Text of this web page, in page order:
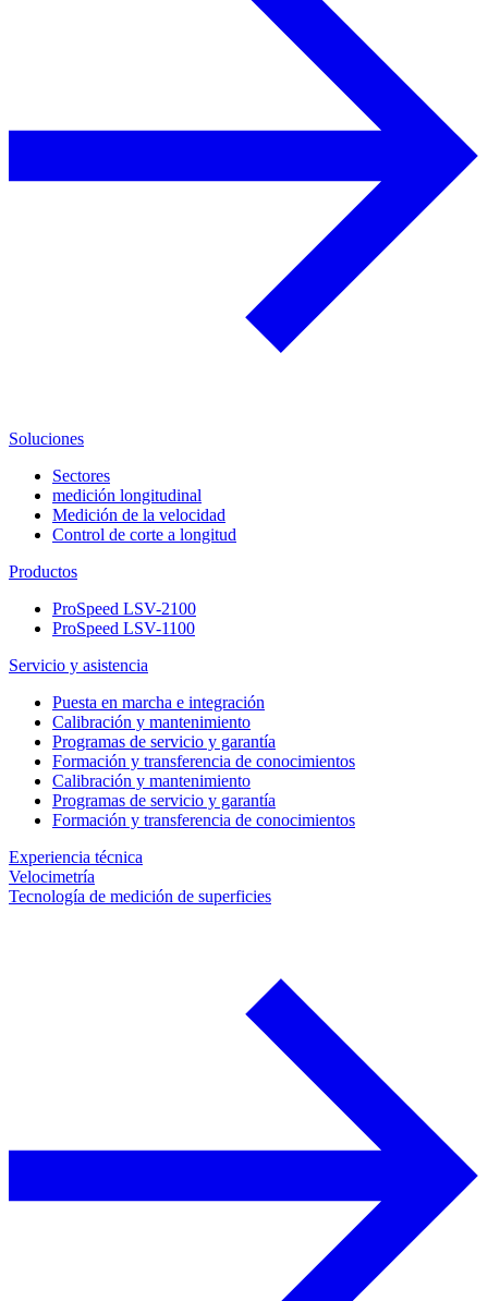
Soluciones
Sectores
medición longitudinal
Medición de la velocidad
Control de corte a longitud
Productos
ProSpeed LSV-2100
ProSpeed LSV-1100
Servicio y asistencia
Puesta en marcha e integración
Calibración y mantenimiento
Programas de servicio y garantía
Formación y transferencia de conocimientos
Calibración y mantenimiento
Programas de servicio y garantía
Formación y transferencia de conocimientos
Experiencia técnica
Velocimetría
Tecnología de medición de superficies